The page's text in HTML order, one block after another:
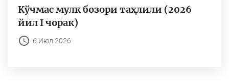
Кўчмас мулк бозори таҳлили (2026
йил I чорак)
6 Июл 2026